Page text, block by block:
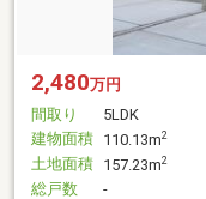
2,480万円
間取り
5LDK
建物面積 110.13m2
土地面積 157.23m2
総戸数
-